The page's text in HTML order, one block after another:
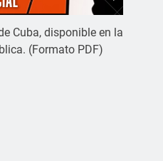
Cuba, disponible en la
(Formato PDF)